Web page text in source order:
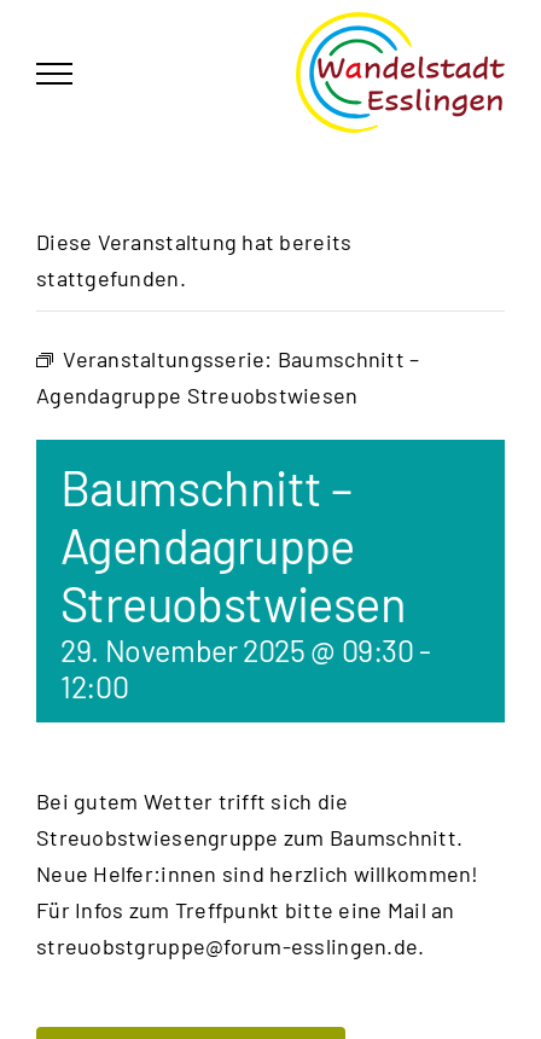
springen
Diese Veranstaltung hat bereits
stattgefunden.
Veranstaltungsserie: Baumschnitt –
Agendagruppe Streuobstwiesen
Baumschnitt –
Agendagruppe
Streuobstwiesen
29. November 2025 @ 09:30 -
12:00
Bei gutem Wetter trifft sich die
Streuobstwiesengruppe zum Baumschnitt.
Neue Helfer:innen sind herzlich willkommen!
Für Infos zum Treffpunkt bitte eine Mail an
streuobstgruppe@forum-esslingen.de.